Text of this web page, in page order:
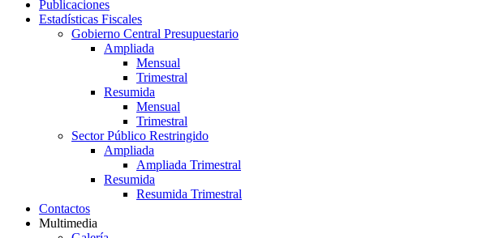
Publicaciones
Estadísticas Fiscales
Gobierno Central Presupuestario
Ampliada
Mensual
Trimestral
Resumida
Mensual
Trimestral
Sector Público Restringido
Ampliada
Ampliada Trimestral
Resumida
Resumida Trimestral
Contactos
Multimedia